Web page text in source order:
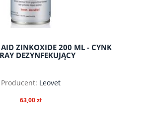
AID ZINKOXIDE 200 ML - CYNK
DEZYNFEKUJĄCY
Producent: Leovet
63,00 zł